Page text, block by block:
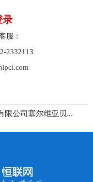
录
服：
2332113
限公司塞尔维亚贝...